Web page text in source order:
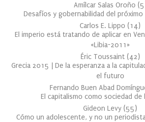
Amílcar Salas Oroño (5
Desafíos y gobernabilidad del próximo
Carlos E. Lippo (14)
El imperio está tratando de aplicar en
«Libia-2011»
Éric Toussaint (42)
Grecia 2015 | De la esperanza a la
el futuro
Fernando Buen Abad
El capitalismo como sociedad de
Gideon Levy (55)
Cómo un adolescente, y no un